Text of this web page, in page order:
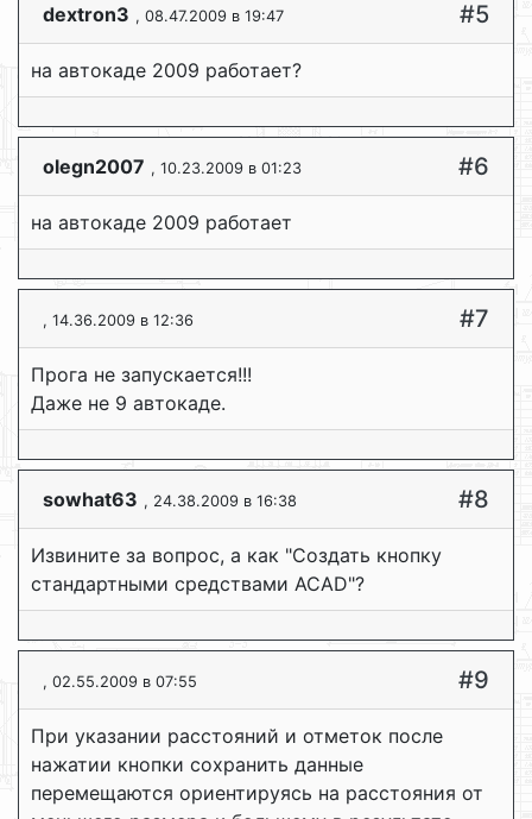
dextron3 , 08.47.2009 в 19:47 #5
на автокаде 2009 работает?
olegn2007 , 10.23.2009 в 01:23 #6
на автокаде 2009 работает
, 14.36.2009 в 12:36 #7
Прога не запускается!!!
Даже не 9 автокаде.
sowhat63 , 24.38.2009 в 16:38 #8
Извините за вопрос, а как "Создать кнопку
стандартными средствами ACAD"?
, 02.55.2009 в 07:55 #9
При указании расстояний и отметок после
нажатии кнопки сохранить данные
перемещаются ориентируясь на расстояния от